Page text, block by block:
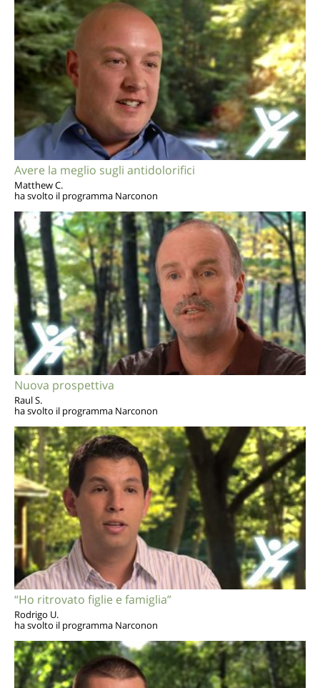
Avere la meglio sugli antidolorifici
Matthew C.
ha svolto il programma Narconon
Nuova prospettiva
Raul S.
ha svolto il programma Narconon
“Ho ritrovato figlie e famiglia”
Rodrigo U.
ha svolto il programma Narconon